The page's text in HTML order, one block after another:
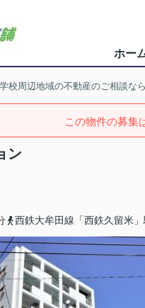
ホー
校周辺地域の不動産のご相談な
この物件の募集
ン
西鉄大牟田線「西鉄久留米